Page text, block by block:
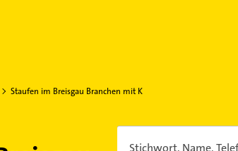
Staufen im Breisgau Branchen mit K
Stichwort, Name,